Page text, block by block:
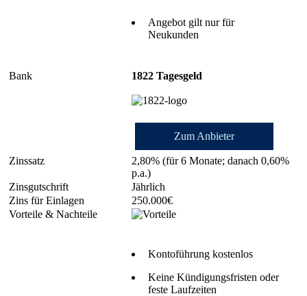
Angebot gilt nur für
Neukunden
1822 Tagesgeld
Zum Anbieter
2,80% (für 6 Monate; danach 0,60%
p.a.)
Jährlich
250.000€
Kontoführung kostenlos
Keine Kündigungsfristen oder
feste Laufzeiten